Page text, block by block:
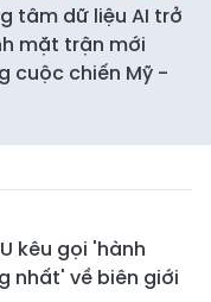
tâm dữ liệu AI trở
mặt trận mới
cuộc chiến Mỹ -
kêu gọi 'hành
nhất' về biên giới